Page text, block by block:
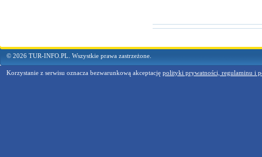
© 2026 TUR-INFO.PL. Wszystkie prawa zastrzeżone.
Korzystanie z serwisu oznacza bezwarunkową akceptację polityki prywatności, regulaminu i